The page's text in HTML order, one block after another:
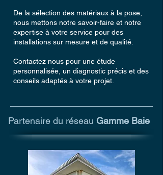
De la sélection des matériaux à la pose,
nous mettons notre savoir-faire et notre
expertise à votre service pour des
installations sur mesure et de qualité.
Contactez nous pour une étude
personnalisée, un diagnostic précis et des
conseils adaptés à votre projet.
Partenaire du réseau Gamme Baie